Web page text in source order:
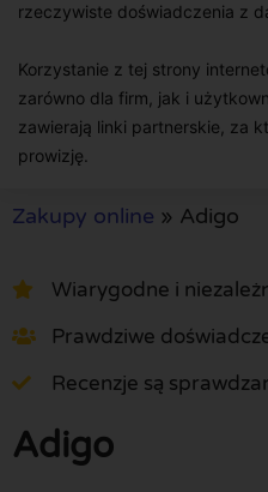
rzeczywiste doświadczenia z
Korzystanie z tej strony
zarówno dla firm, jak i
zawierają linki partnerskie, za
prowizję.
Zakupy online » Adigo
Wiarygodne i
Prawdziwe
Recenzje są
Adigo